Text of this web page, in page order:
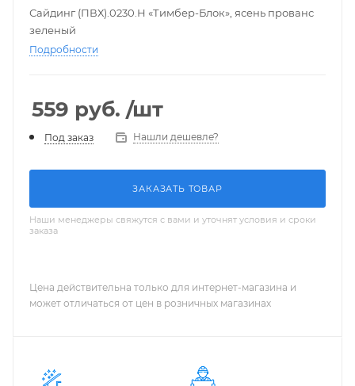
Сайдинг (ПВХ).0230.Н «Тимбер-Блок», ясень прованс
зеленый
Подробности
559 руб. /шт
Под заказ Нашли дешевле?
ЗАКАЗАТЬ ТОВАР
Наши менеджеры свяжутся с вами и уточнят условия и сроки
заказа
Цена действительна только для интернет-магазина и
может отличаться от цен в розничных магазинах